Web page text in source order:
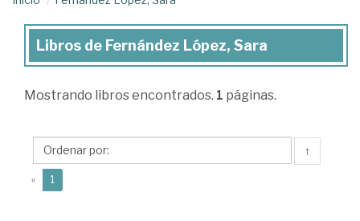
Libros
Fernández
Sara
Libros de Fernández López, Sara
Mostrando libros encontrados. 1 páginas.
↑
« 1